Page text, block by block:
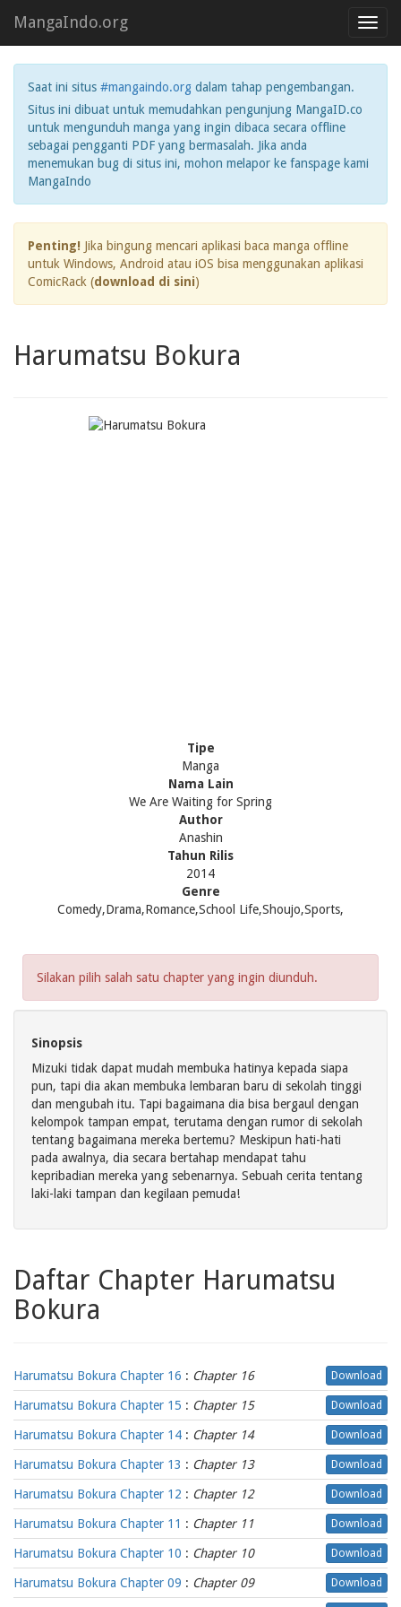
MangaIndo.org
Saat ini situs #mangaindo.org dalam tahap pengembangan.
Situs ini dibuat untuk memudahkan pengunjung MangaID.co
untuk mengunduh manga yang ingin dibaca secara offline
sebagai pengganti PDF yang bermasalah. Jika anda
menemukan bug di situs ini, mohon melapor ke fanspage kami
MangaIndo
Penting! Jika bingung mencari aplikasi baca manga offline
untuk Windows, Android atau iOS bisa menggunakan aplikasi
ComicRack (download di sini)
Harumatsu Bokura
Tipe
Manga
Nama Lain
We Are Waiting for Spring
Author
Anashin
Tahun Rilis
2014
Genre
Comedy,Drama,Romance,School Life,Shoujo,Sports,
Silakan pilih salah satu chapter yang ingin diunduh.
Sinopsis
Mizuki tidak dapat mudah membuka hatinya kepada siapa
pun, tapi dia akan membuka lembaran baru di sekolah tinggi
dan mengubah itu. Tapi bagaimana dia bisa bergaul dengan
kelompok tampan empat, terutama dengan rumor di sekolah
tentang bagaimana mereka bertemu? Meskipun hati-hati
pada awalnya, dia secara bertahap mendapat tahu
kepribadian mereka yang sebenarnya. Sebuah cerita tentang
laki-laki tampan dan kegilaan pemuda!
Daftar Chapter Harumatsu
Bokura
Harumatsu Bokura Chapter 16 : Chapter 16 Download
Harumatsu Bokura Chapter 15 : Chapter 15 Download
Harumatsu Bokura Chapter 14 : Chapter 14 Download
Harumatsu Bokura Chapter 13 : Chapter 13 Download
Harumatsu Bokura Chapter 12 : Chapter 12 Download
Harumatsu Bokura Chapter 11 : Chapter 11 Download
Harumatsu Bokura Chapter 10 : Chapter 10 Download
Harumatsu Bokura Chapter 09 : Chapter 09 Download